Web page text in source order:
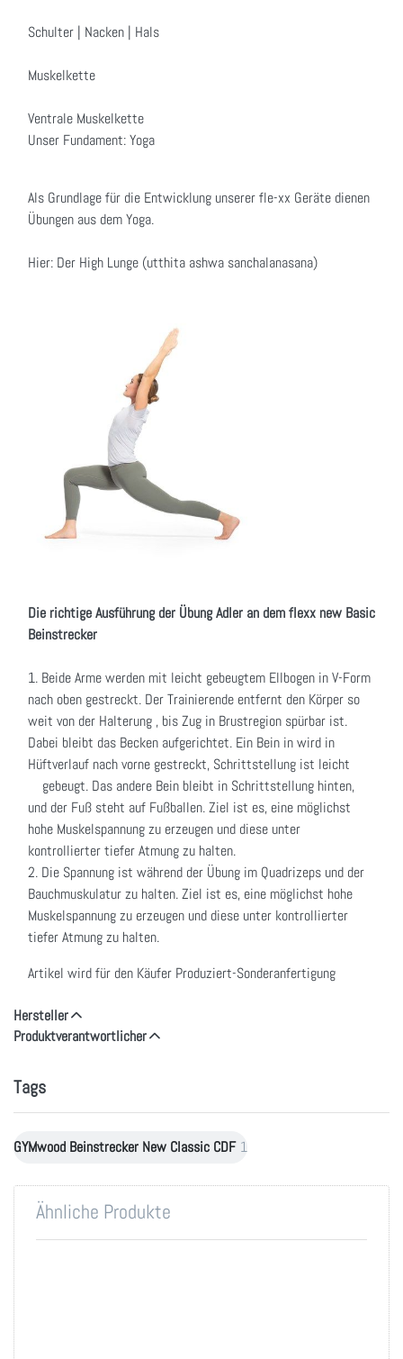
Schulter | Nacken | Hals
Muskelkette
Ventrale Muskelkette
Unser Fundament: Yoga
Als Grundlage für die Entwicklung unserer fle-xx Geräte dienen
Übungen aus dem Yoga.
Hier: Der High Lunge (utthita ashwa sanchalanasana)
Die richtige Ausführung der Übung Adler an dem flexx new Basic
Beinstrecker
1. Beide Arme werden mit leicht gebeugtem Ellbogen in V-Form
nach oben gestreckt. Der Trainierende entfernt den Körper so
weit von der Halterung , bis Zug in Brustregion spürbar ist.
Dabei bleibt das Becken aufgerichtet. Ein Bein in wird in
Hüftverlauf nach vorne gestreckt, Schrittstellung ist leicht
gebeugt. Das andere Bein bleibt in Schrittstellung hinten,
und der Fuß steht auf Fußballen. Ziel ist es, eine möglichst
hohe Muskelspannung zu erzeugen und diese unter
kontrollierter tiefer Atmung zu halten.
2. Die Spannung ist während der Übung im Quadrizeps und der
Bauchmuskulatur zu halten. Ziel ist es, eine möglichst hohe
Muskelspannung zu erzeugen und diese unter kontrollierter
tiefer Atmung zu halten.
Artikel wird für den Käufer Produziert-Sonderanfertigung
Hersteller
Produktverantwortlicher
Tags
GYMwood Beinstrecker New Classic CDF 1
Ähnliche Produkte